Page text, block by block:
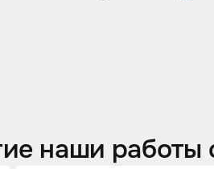
наши работы